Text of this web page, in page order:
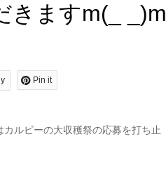
きますm(_ _)m
Pin it
ルビーの大収穫祭の応募を打ち止